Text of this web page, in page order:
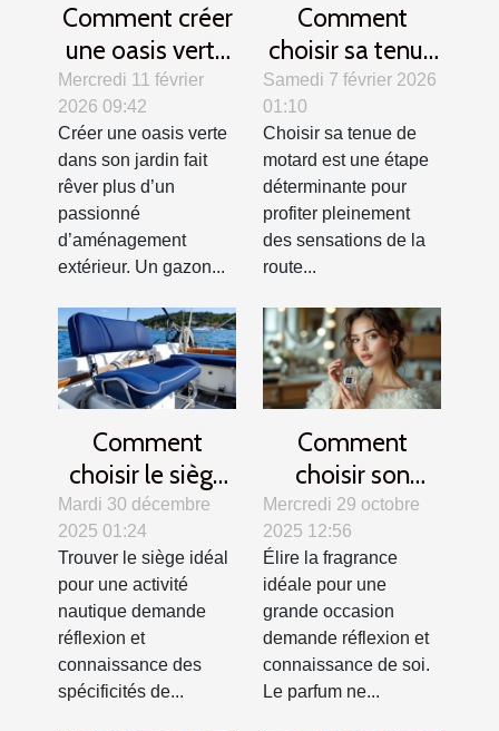
Comment créer
une oasis verte
? Secrets d'un
gazon parfait
Mercredi 11 février
2026 09:42
Créer une oasis verte
dans son jardin fait
rêver plus d’un
passionné
d’aménagement
extérieur. Un gazon...
Comment
choisir sa tenue
de motard pour
allier confort et
sécurité ?
Samedi 7 février 2026
01:10
Choisir sa tenue de
motard est une étape
déterminante pour
profiter pleinement
des sensations de la
route...
Comment
choisir le siège
idéal pour votre
activité
nautique ?
Mardi 30 décembre
2025 01:24
Trouver le siège idéal
pour une activité
nautique demande
réflexion et
connaissance des
spécificités de...
Comment
choisir son
parfum pour les
grandes
occasions ?
Mercredi 29 octobre
2025 12:56
Élire la fragrance
idéale pour une
grande occasion
demande réflexion et
connaissance de soi.
Le parfum ne...